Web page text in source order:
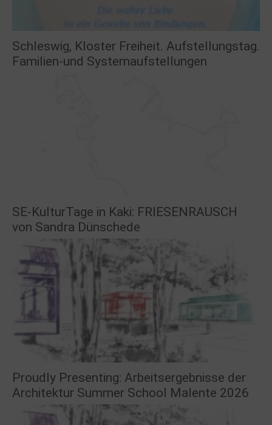
Schleswig, Kloster Freiheit. Aufstellungstag.
Familien-und Systemaufstellungen
SE-KulturTage in Kaki: FRIESENRAUSCH
von Sandra Dünschede
Proudly Presenting: Arbeitsergebnisse der
Architektur Summer School Malente 2026